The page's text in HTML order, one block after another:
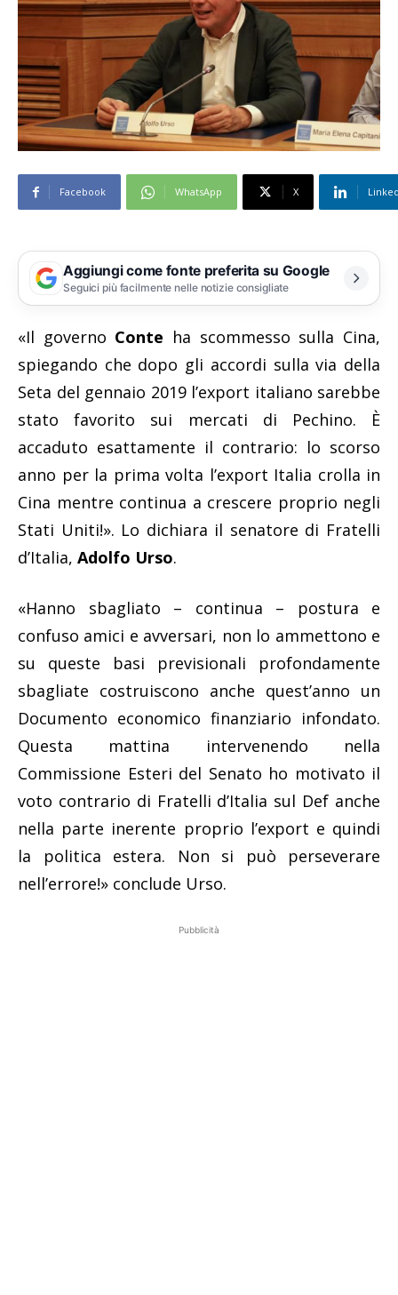
Facebook WhatsApp X
Aggiungi come fonte preferita su Google
Seguici più facilmente nelle notizie consigliate
«Il governo Conte ha scommesso sulla Cina,
spiegando che dopo gli accordi sulla via della
Seta del gennaio 2019 l’export italiano sarebbe
stato favorito sui mercati di Pechino. È
accaduto esattamente il contrario: lo scorso
anno per la prima volta l’export Italia crolla in
Cina mentre continua a crescere proprio negli
Stati Uniti!». Lo dichiara il senatore di Fratelli
d’Italia, Adolfo Urso.
«Hanno sbagliato – continua – postura e
confuso amici e avversari, non lo ammettono e
su queste basi previsionali profondamente
sbagliate costruiscono anche quest’anno un
Documento economico finanziario infondato.
Questa mattina intervenendo nella
Commissione Esteri del Senato ho motivato il
voto contrario di Fratelli d’Italia sul Def anche
nella parte inerente proprio l’export e quindi
la politica estera. Non si può perseverare
nell’errore!» conclude Urso.
Pubblicità